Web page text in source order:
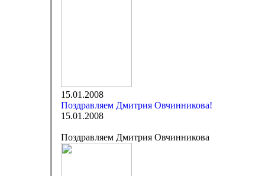
15.01.2008
Поздравляем Дмитрия Овчинникова!
15.01.2008
Поздравляем Дмитрия Овчинникова